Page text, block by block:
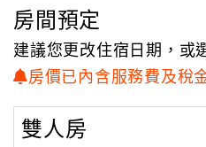
地
圖
顧
務
房間預定
建議您更改住宿日期，或
房價已內含服務費及稅
雙人房